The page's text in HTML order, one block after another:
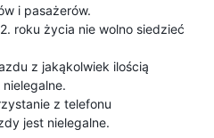
i pasażerów.
roku życia nie wolno siedzieć
z jakąkolwiek ilością
z telefonu
jest nielegalne.